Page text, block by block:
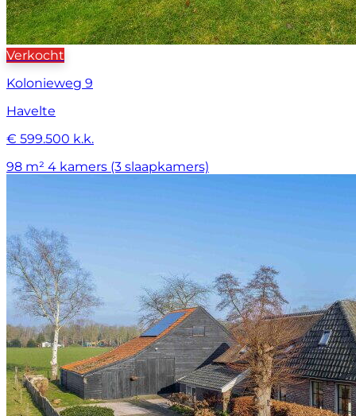
Verkocht
Kolonieweg 9
Havelte
€ 599.500 k.k.
98 m² 4 kamers (3 slaapkamers)